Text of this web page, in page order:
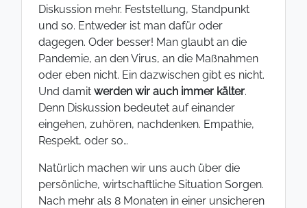
Diskussion mehr. Feststellung, Standpunkt
und so. Entweder ist man dafür oder
dagegen. Oder besser! Man glaubt an die
Pandemie, an den Virus, an die Maßnahmen
oder eben nicht. Ein dazwischen gibt es nicht.
Und damit werden wir auch immer kälter.
Denn Diskussion bedeutet auf einander
eingehen, zuhören, nachdenken. Empathie,
Respekt, oder so…
Natürlich machen wir uns auch über die
persönliche, wirtschaftliche Situation Sorgen.
Nach mehr als 8 Monaten in einer unsicheren